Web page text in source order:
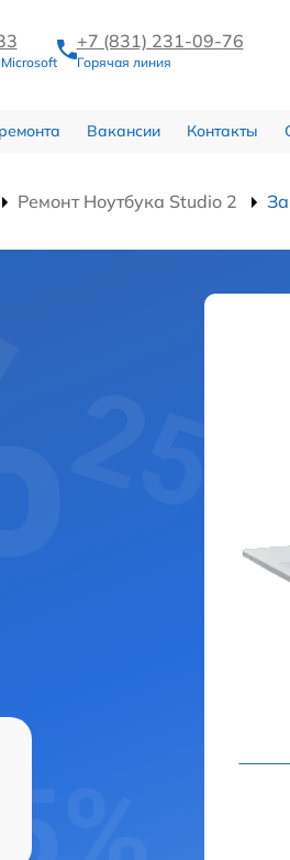
+7 (831) 231-09-76
Горячая линия
Вакансии Контакты
Ремонт Ноутбука Studio 2